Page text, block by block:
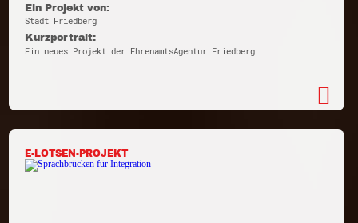
Ein Projekt von:
Stadt Friedberg
Kurzportrait:
Ein neues Projekt der EhrenamtsAgentur Friedberg
E-LOTSEN-PROJEKT